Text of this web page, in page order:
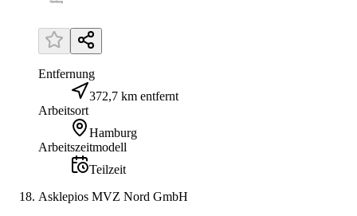
Entfernung
372,7 km entfernt
Arbeitsort
Hamburg
Arbeitszeitmodell
Teilzeit
Asklepios MVZ Nord GmbH